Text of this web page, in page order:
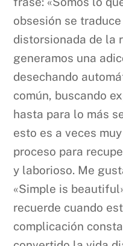
obsesión se
distorsionada de la
generamos una
desechando
común, buscando
hasta para lo más
esto es a veces
proceso para
y laborioso. Me
«Simple is
recuerde cuando
complicación